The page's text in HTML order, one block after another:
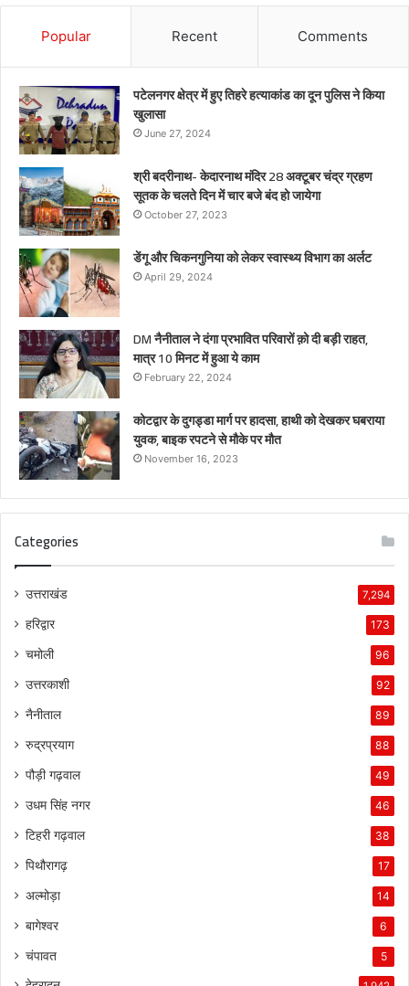
Popular Recent Comments
पटेलनगर क्षेत्र में हुए तिहरे हत्याकांड का दून पुलिस ने किया
खुलासा
June 27, 2024
श्री बदरीनाथ- केदारनाथ मंदिर 28 अक्टूबर चंद्र ग्रहण
सूतक के चलते दिन में चार बजे बंद हो जायेगा
October 27, 2023
डेंगू और चिकनगुनिया को लेकर स्वास्थ्य विभाग का अर्लट
April 29, 2024
DM नैनीताल ने दंगा प्रभावित परिवारों क़ो दी बड़ी राहत,
मात्र 10 मिनट में हुआ ये काम
February 22, 2024
कोटद्वार के दुगड्डा मार्ग पर हादसा, हाथी को देखकर घबराया
युवक, बाइक रपटने से मौके पर मौत
November 16, 2023
Categories
उत्तराखंड 7,294
हरिद्वार 173
चमोली 96
उत्तरकाशी 92
नैनीताल 89
रुद्रप्रयाग 88
पौड़ी गढ़वाल 49
उधम सिंह नगर 46
टिहरी गढ़वाल 38
पिथौरागढ़ 17
अल्मोड़ा 14
बागेश्वर 6
चंपावत 5